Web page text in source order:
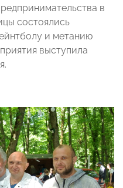
в
состоялись
и метанию
выступила